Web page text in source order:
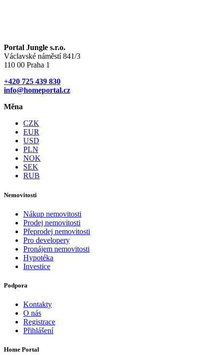
Portal Jungle s.r.o.
Václavské náměstí 841/3
110 00 Praha 1
+420 725 439 830
info@homeportal.cz
Měna
CZK
EUR
USD
PLN
NOK
SEK
RUB
Nemovitosti
Nákup nemovitosti
Prodej nemovitosti
Přeprodej nemovitosti
Pro developery
Pronájem nemovitosti
Hypotéka
Investice
Podpora
Kontakty
O nás
Registrace
Přihlášení
Home Portal